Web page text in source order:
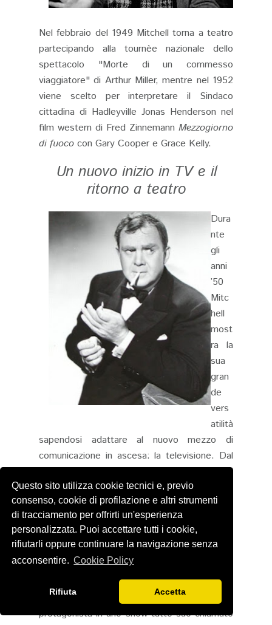
Questo sito utilizza cookie tecnici e, previo
consenso, cookie di profilazione e altri strumenti
di tracciamento per offrirti un'esperienza
personalizzata. Puoi accettare tutti i cookie,
rifiutarli oppure continuare la navigazione senza
acconsentire. Cookie Policy
Rifiuta Accetta
Nel febbraio del 1949 Mitchell torna a teatro
partecipando alla tournèe nazionale dello
spettacolo "Morte di un commesso
viaggiatore" di Arthur Miller, mentre nel 1952
viene scelto per interpretare il Sindaco
cittadina di Hadleyville Jonas Henderson nel
film western di Fred Zinnemann Mezzogiorno
di fuoco con Gary Cooper e Grace Kelly.
Un nuovo inizio in TV e il
ritorno a teatro
Dura
nte
gli
anni
’50
Mitc
hell
most
ra la
sua
gran
de
vers
atilità
sapendosi adattare al nuovo mezzo di
comunicazione in ascesa: la televisione. Dal
’51 infatti prende parte ai primi show televisivi
come Studio One, Lux Video Theater e The
O. Henry Playhouse, e questo fa sì che arrivi
ad essere amato anche dalle nuove
generazioni. Il 5 febbraio del 1953 durante la
cerimonia degli Emmy Awards gli viene
assegnato il Premio come Migliore attore
(nella sua carriera avrà altre 2 nomination agli
Emmy). Tra il 1954 e il 1955 sarà
protagonista in uno show tutto suo chiamato